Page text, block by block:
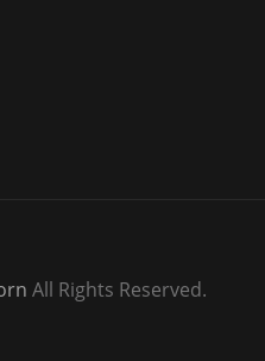
All Rights Reserved.